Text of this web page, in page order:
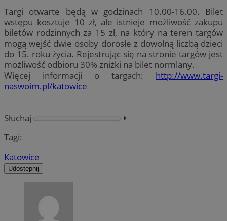
Targi otwarte będą w godzinach 10.00-16.00. Bilet
wstępu kosztuje 10 zł, ale istnieje możliwość zakupu
biletów rodzinnych za 15 zł, na który na teren targów
mogą wejść dwie osoby dorosłe z dowolną liczbą dzieci
do 15. roku życia. Rejestrując się na stronie targów jest
możliwość odbioru 30% zniżki na bilet normlany.
Więcej informacji o targach: http://www.targi-
naswoim.pl/katowice
Słuchaj
⏵︎
Tagi:
Katowice
Udostępnij